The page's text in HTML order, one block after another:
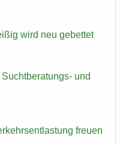
wird neu ge­bet­tet
und
freu­en